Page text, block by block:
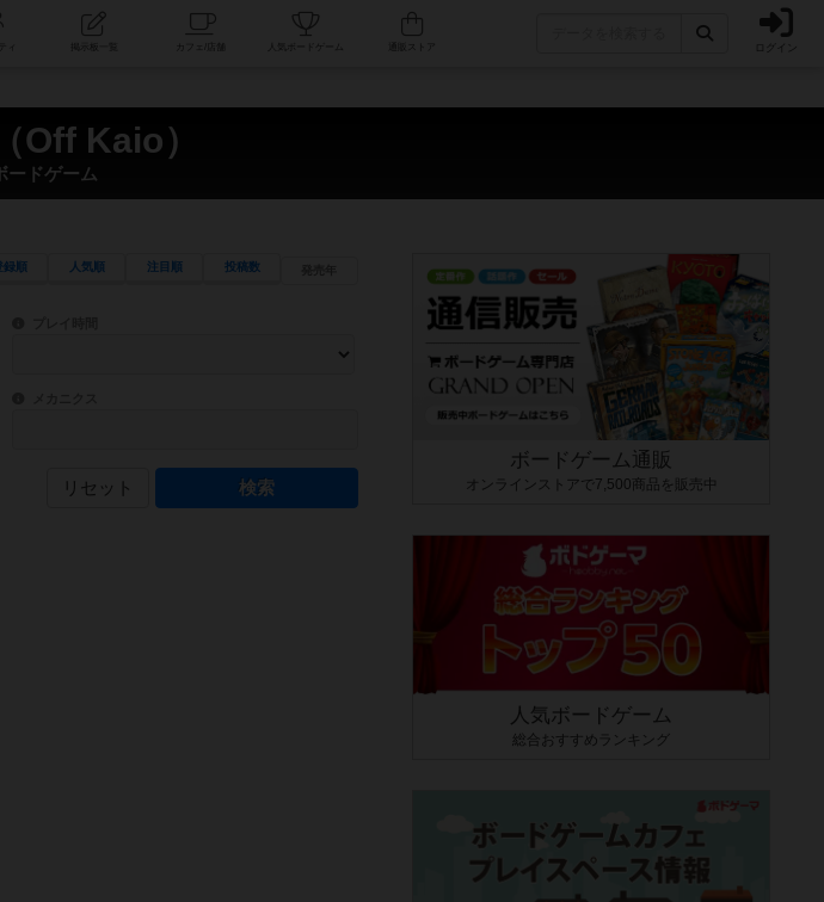
コミュニティ 人気ボードゲーム ログイン
Off Kaio）
ードゲーム
録順 人気順 注目順 投稿数
目安となる所要時間を指定することができます。マニュアルを読む時間や参加者へのルール説明時間は含まれていないため、初めて
ができます。直感的にゲームシステムを理解できるよう、中世ファンタジー・クッキング・海賊同士の対決など、ゲームコンセプトを絞
ゲーム性を構成するコアシステムです。主にボードゲームに慣れている方向けの絞込機能です。例えば「ダイスロール」はランダ
リセット
ボードゲーム通販
オンラインストアで7,500商品を販売中
人気ボードゲーム
総合おすすめランキング